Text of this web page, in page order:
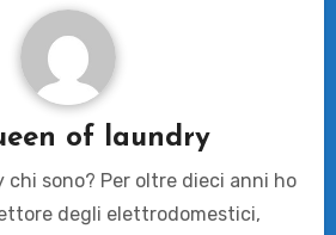
of laundry
chi sono? Per oltre dieci anni ho
degli elettrodomestici,